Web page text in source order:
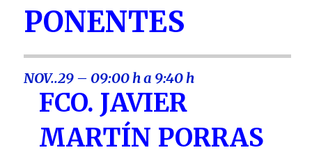
PONENTES
NOV..29 – 09:00 h a 9:40 h
FCO. JAVIER
MARTÍN PORRAS